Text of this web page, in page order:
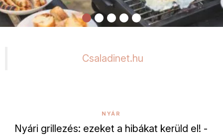
Csaladinet.hu
NYÁR
Nyári grillezés: ezeket a hibákat kerüld el! -